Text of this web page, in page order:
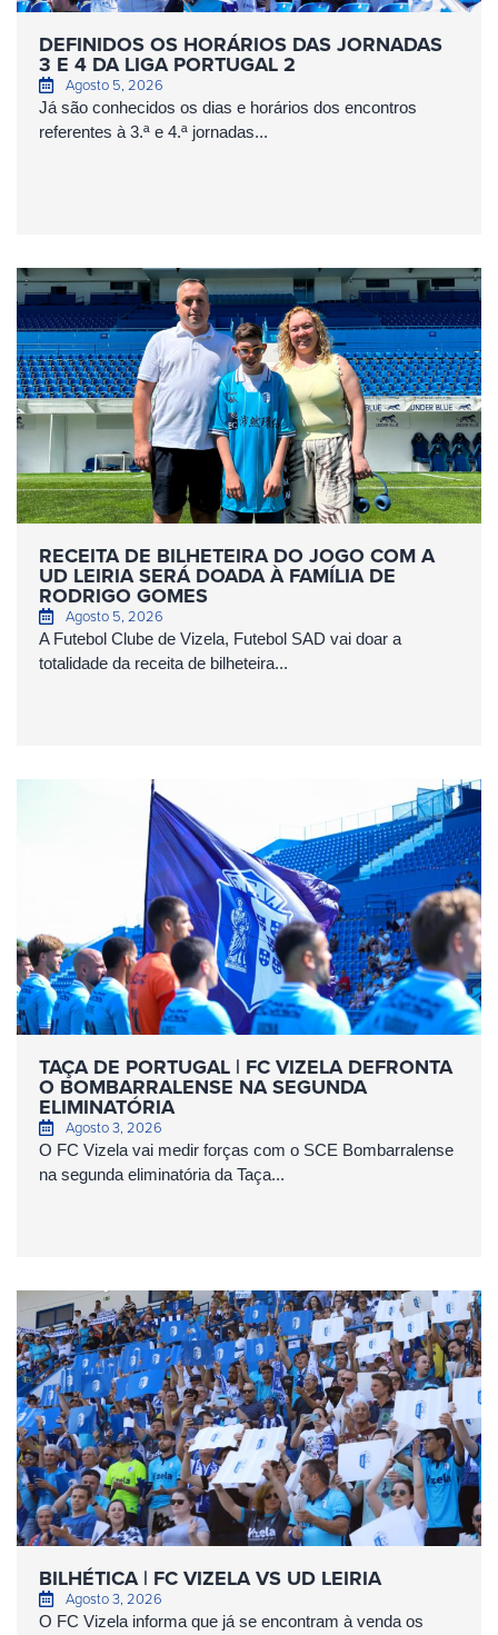
DEFINIDOS OS HORÁRIOS DAS JORNADAS
3 E 4 DA LIGA PORTUGAL 2
Agosto 5, 2026
Já são conhecidos os dias e horários dos encontros
referentes à 3.ª e 4.ª jornadas...
RECEITA DE BILHETEIRA DO JOGO COM A
UD LEIRIA SERÁ DOADA À FAMÍLIA DE
RODRIGO GOMES
Agosto 5, 2026
A Futebol Clube de Vizela, Futebol SAD vai doar a
totalidade da receita de bilheteira...
TAÇA DE PORTUGAL | FC VIZELA DEFRONTA
O BOMBARRALENSE NA SEGUNDA
ELIMINATÓRIA
Agosto 3, 2026
O FC Vizela vai medir forças com o SCE Bombarralense
na segunda eliminatória da Taça...
BILHÉTICA | FC VIZELA VS UD LEIRIA
Agosto 3, 2026
O FC Vizela informa que já se encontram à venda os